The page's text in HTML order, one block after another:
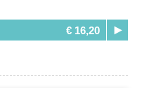
€ 16,20